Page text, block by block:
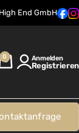
End GmbH
0 Anmelden
Registrieren